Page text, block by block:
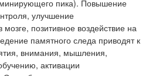
пика). Повышение
улучшение
позитивное воздействие на
памятного следа приводят к
внимания, мышления,
активации